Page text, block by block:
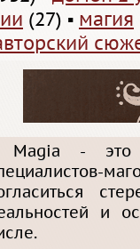
(27) ▪ магия
Magia - это
и